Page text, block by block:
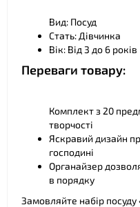
Вид: Посуд
Стать: Дівчинка
Вік: Від 3 до 6 років
Переваги товару:
Комплект з 20
творчості
Яскравий дизайн
господині
Органайзер
в порядку
Замовляйте набір посуду